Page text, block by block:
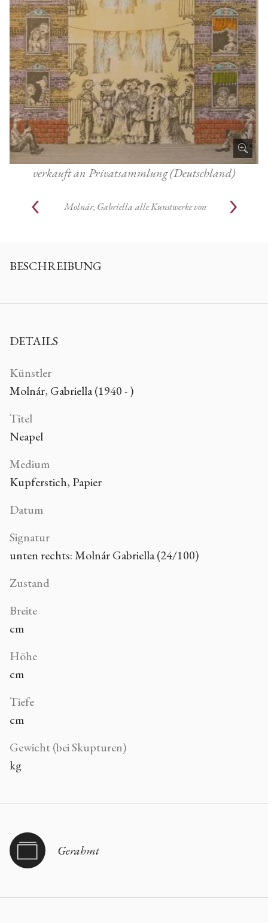
verkauft an Privatsammlung (Deutschland)
Molnár, Gabriella alle Kunstwerke von
BESCHREIBUNG
DETAILS
Künstler
Molnár, Gabriella (1940 - )
Titel
Neapel
Medium
Kupferstich, Papier
Datum
Signatur
unten rechts: Molnár Gabriella (24/100)
Zustand
Breite
cm
Höhe
cm
Tiefe
cm
Gewicht (bei Skupturen)
kg
Gerahmt